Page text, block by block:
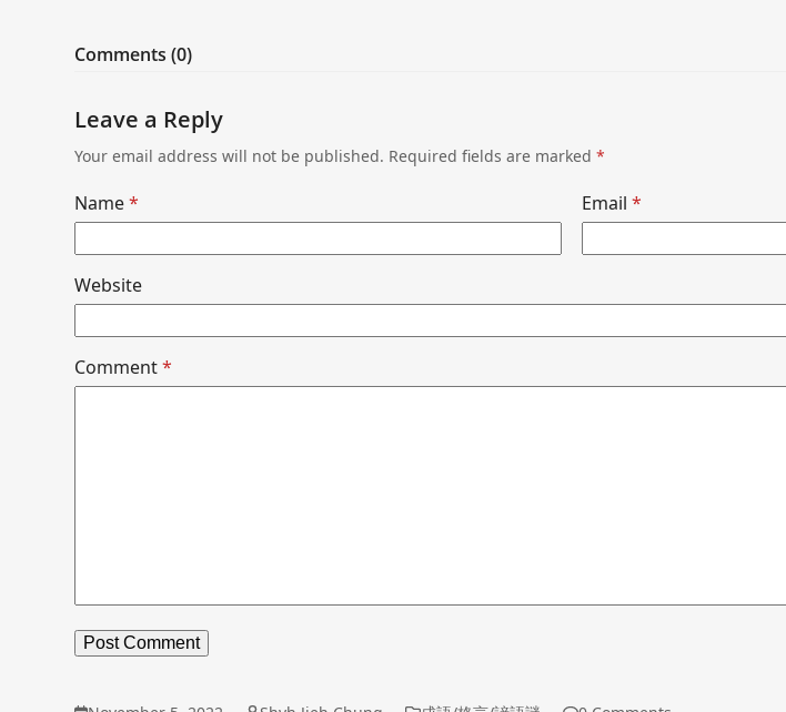
Comments (0)
Leave a Reply
Your email address will not be published. Required fields are marked*
Name* Email *
Website
Comment*